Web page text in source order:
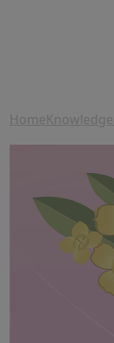
HomeKnowledge